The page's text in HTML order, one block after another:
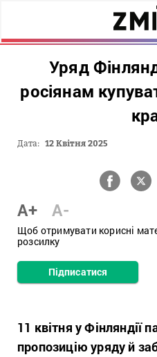
Уряд
росіянам
Дата: 12 Квітня 2025
A+ A-
Щоб отримувати корисні
розсилку
Підписатися
11 квітня у Фінляндії
пропозицію уряду й